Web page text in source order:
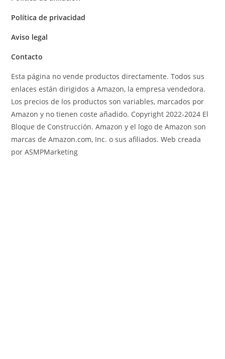
Política de privacidad
Aviso legal
Contacto
Esta página no vende productos directamente. Todos sus
enlaces están dirigidos a Amazon, la empresa vendedora.
Los precios de los productos son variables, marcados por
Amazon y no tienen coste añadido. Copyright 2022-2024 El
Bloque de Construcción. Amazon y el logo de Amazon son
marcas de Amazon.com, Inc. o sus afiliados. Web creada
por ASMPMarketing